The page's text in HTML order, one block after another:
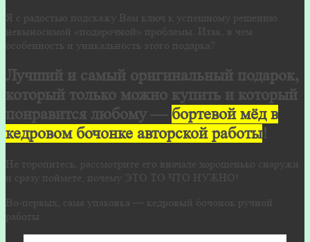
Я с радостью подскажу Вам ключ к успешному решению
невыносимой «подарочной» проблемы. Итак, в чем
особенность и уникальность этого подарка?
Лучший и самый оригинальный подарок,
который только можно купить и который
понравится любому — бортевой мёд в
кедровом бочонке авторской работы!
Не торопитесь, рассмотрите его вначале хорошенько снаружи
и сразу поймете, почему ЭТО ТО ЧТО НУЖНО!
Во-первых, сама упаковка — кедровый бочонок ручной
работы